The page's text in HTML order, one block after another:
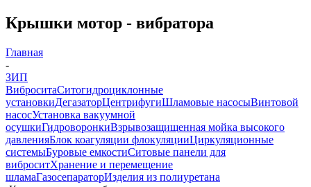
Крышки мотор - вибратора
Главная
-
ЗИП
ВиброситаСитогидроциклонные
установкиДегазаторЦентрифугиШламовые насосыВинтовой
насосУстановка вакуумной
осушкиГидроворонкиВзрывозащищенная мойка высокого
давленияБлок коагуляции флокуляцииЦиркуляционные
системыБуровые емкостиСитовые панели для
виброситХранение и перемещение
шламаГазосепараторИзделия из полиуретана